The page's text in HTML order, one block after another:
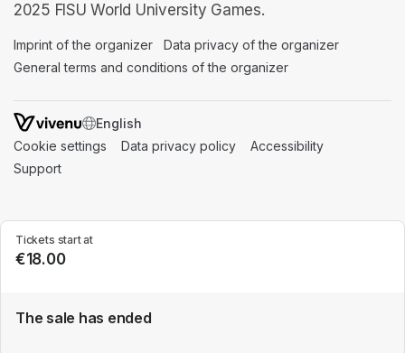
Tickets start at
€18.00
The sale has ended
2025 FISU World University Games.
Imprint of the organizer (opens in a new tab)
Data privacy of the organizer
General terms and conditions of the organizer
SWITCH LANGUAGE
Cookie settings (opens in a new tab)
Data privacy policy (opens in a new tab)
Accessibility
Support